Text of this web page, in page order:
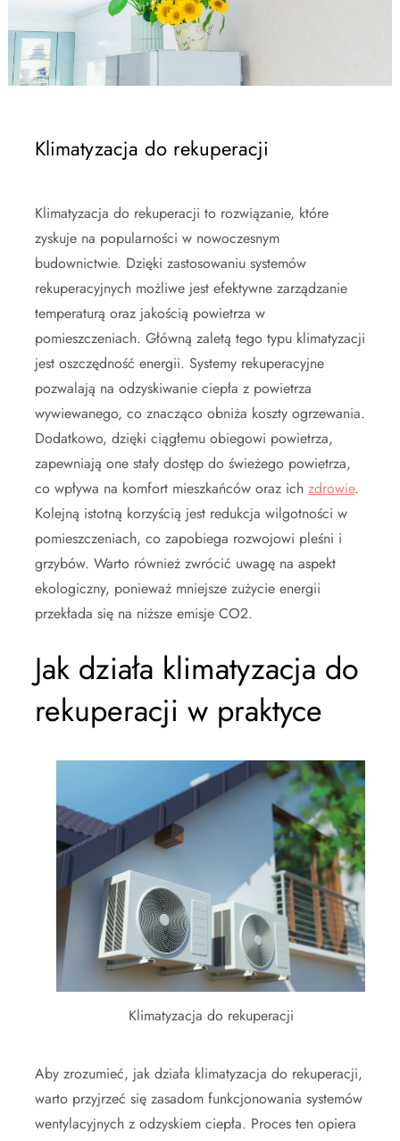
Klimatyzacja do rekuperacji
Klimatyzacja do rekuperacji to rozwiązanie, które
zyskuje na popularności w nowoczesnym
budownictwie. Dzięki zastosowaniu systemów
rekuperacyjnych możliwe jest efektywne zarządzanie
temperaturą oraz jakością powietrza w
pomieszczeniach. Główną zaletą tego typu klimatyzacji
jest oszczędność energii. Systemy rekuperacyjne
pozwalają na odzyskiwanie ciepła z powietrza
wywiewanego, co znacząco obniża koszty ogrzewania.
Dodatkowo, dzięki ciągłemu obiegowi powietrza,
zapewniają one stały dostęp do świeżego powietrza,
co wpływa na komfort mieszkańców oraz ich zdrowie.
Kolejną istotną korzyścią jest redukcja wilgotności w
pomieszczeniach, co zapobiega rozwojowi pleśni i
grzybów. Warto również zwrócić uwagę na aspekt
ekologiczny, ponieważ mniejsze zużycie energii
przekłada się na niższe emisje CO2.
Jak działa klimatyzacja do
rekuperacji w praktyce
Klimatyzacja do rekuperacji
Aby zrozumieć, jak działa klimatyzacja do rekuperacji,
warto przyjrzeć się zasadom funkcjonowania systemów
wentylacyjnych z odzyskiem ciepła. Proces ten opiera